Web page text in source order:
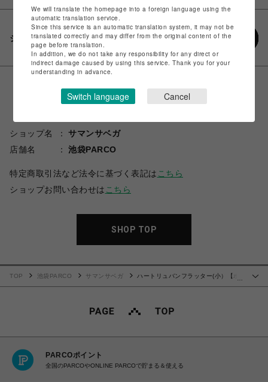
シェアする
ショップ名
サマンサベガ
店舗名
池袋PARCO
特定商取引法など法令に基づく表記は こちら
ショップお問い合わせは こちら
SHOP TOP
TOP 池袋PARCO サマンサベガ
ハートリュバンフラッター(小）【ホ
PARCOポイント
全国のPARCOやONLINE PARCOで貯まる＆使える
We will translate the homepage into a foreign language using the
automatic translation service.
Since this service is an automatic translation system, it may not be
translated correctly and may differ from the original content of the
page before translation.
In addition, we do not take any responsibility for any direct or
indirect damage caused by using this service. Thank you for your
understanding in advance.
Switch language Cancel